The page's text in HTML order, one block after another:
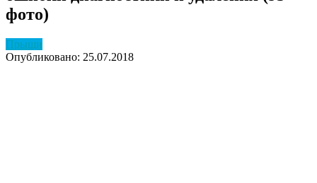
фото)
Прыщи
Опубликовано: 25.07.2018